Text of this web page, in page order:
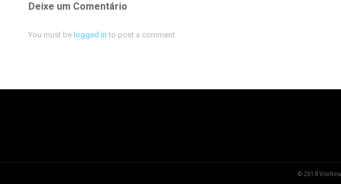
Deixe um Comentário
You must be logged in to post a comment.
© 2018